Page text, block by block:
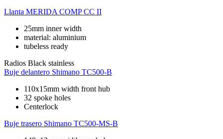
Llanta MERIDA COMP CC II
25mm inner width
material: aluminium
tubeless ready
Radios Black stainless
Buje delantero Shimano TC500-B
110x15mm width front hub
32 spoke holes
Centerlock
Buje trasero Shimano TC500-MS-B